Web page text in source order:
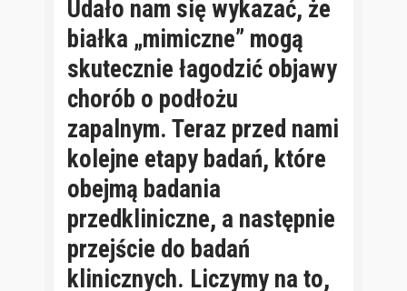
Udało nam się wykazać, że
białka „mimiczne” mogą
skutecznie łagodzić objawy
chorób o podłożu
zapalnym. Teraz przed nami
kolejne etapy badań, które
obejmą badania
przedkliniczne, a następnie
przejście do badań
klinicznych. Liczymy na to,